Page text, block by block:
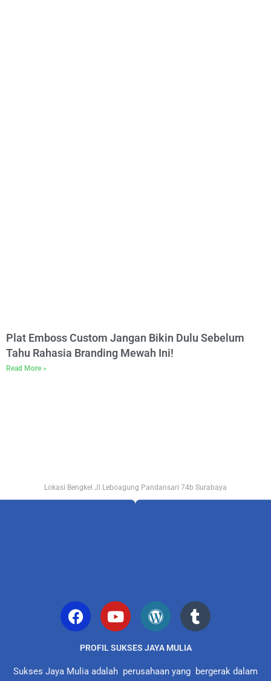
Plat Emboss Custom Jangan Bikin Dulu Sebelum
Tahu Rahasia Branding Mewah Ini!
Read More »
Lokasi Bengkel Jl Leboagung Pandansari 74b Surabaya
PROFIL SUKSES JAYA MULIA
Sukses Jaya Mulia adalah perusahaan yang bergerak dalam